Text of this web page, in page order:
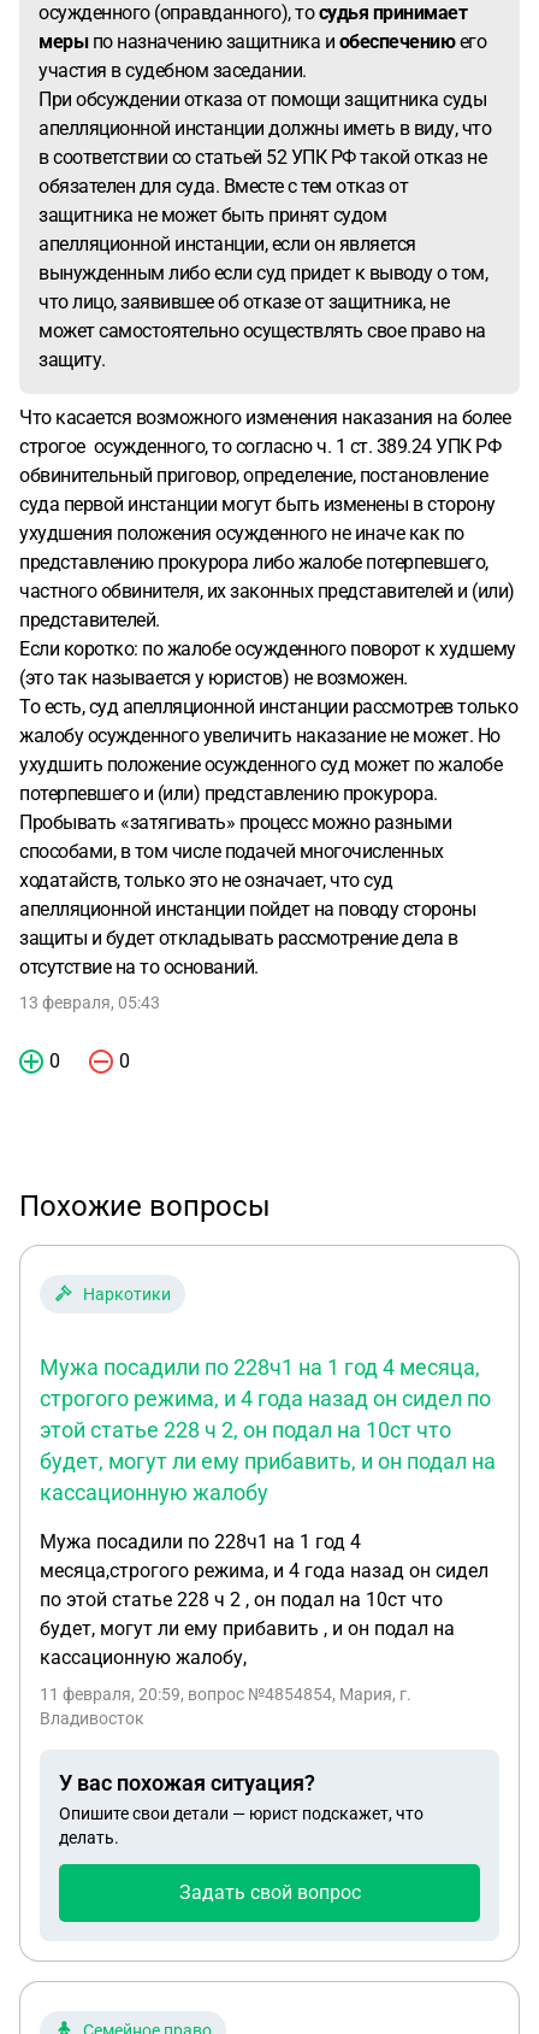
осужденного (оправданного), тосудья принимает
меры по назначению защитника и обеспечениюего
участия в судебном заседании.
При обсуждении отказа от помощи защитника суды
апелляционной инстанции должны иметь в виду, что
в соответствии со статьей 52 УПК РФ такой отказ не
обязателен для суда. Вместе с тем отказ от
защитника не может быть принят судом
апелляционной инстанции, если он является
вынужденным либо если суд придет к выводу о том,
что лицо, заявившее об отказе от защитника, не
может самостоятельно осуществлять свое право на
защиту.
Что касается возможного изменения наказания на более
строгое осужденного, то согласно ч. 1 ст. 389.24 УПК РФ
обвинительный приговор, определение, постановление
суда первой инстанции могут быть изменены в сторону
ухудшения положения осужденного не иначе как по
представлению прокурора либо жалобе потерпевшего,
частного обвинителя, их законных представителей и (или)
представителей.
Если коротко: по жалобе осужденного поворот к худшему
(это так называется у юристов) не возможен.
То есть, суд апелляционной инстанции рассмотрев только
жалобу осужденного увеличить наказание не может. Но
ухудшить положение осужденного суд может по жалобе
потерпевшего и (или) представлению прокурора.
Пробывать «затягивать» процесс можно разными
способами, в том числе подачей многочисленных
ходатайств, только это не означает, что суд
апелляционной инстанции пойдет на поводу стороны
защиты и будет откладывать рассмотрение дела в
отсутствие на то оснований.
13 февраля, 05:43
0 0
Похожие вопросы
Наркотики
Мужа посадили по 228ч1 на 1 год 4 месяца,
строгого режима, и 4 года назад он сидел по
этой статье 228 ч 2, он подал на 10ст что
будет, могут ли ему прибавить, и он подал на
кассационную жалобу
Мужа посадили по 228ч1 на 1 год 4
месяца,строгого режима, и 4 года назад он сидел
по этой статье 228 ч 2 , он подал на 10ст что
будет, могут ли ему прибавить , и он подал на
кассационную жалобу,
11 февраля, 20:59, вопрос №4854854, Мария, г.
Владивосток
У вас похожая ситуация?
Опишите свои детали — юрист подскажет, что
делать.
Задать свой вопрос